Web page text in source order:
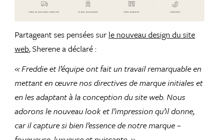
Partageant ses pensées surle nouveau design du site
web, Sherene a déclaré :
« Freddie et l’équipe ont fait un travail remarquable en
mettant en œuvre nos directives de marque initiales et
en les adaptant à la conception du site web. Nous
adorons le nouveau look et l’impression qu’il donne,
car il capture si bien l’essence de notre marque –